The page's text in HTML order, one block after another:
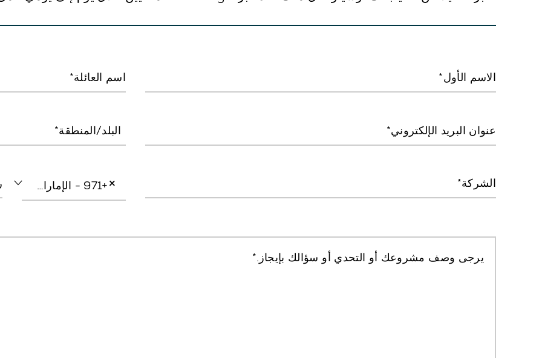
الاسم الأول اسم العائلة
عنوان البريد الإلكتروني البلد/المنطقة*
الشركة ×+971 - الإمارات العربية المتحدة
يرجى وصف مشروعك أو التحدي أو سؤالك بإيجاز.